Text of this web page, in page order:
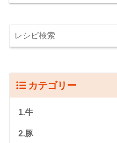
カテゴリー
1.牛
2.豚